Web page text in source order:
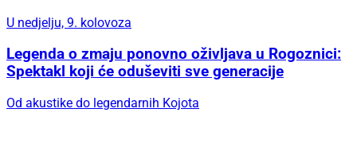
U nedjelju, 9. kolovoza
Legenda o zmaju ponovno oživljava u Rogoznici:
Spektakl koji će oduševiti sve generacije
Od akustike do legendarnih Kojota